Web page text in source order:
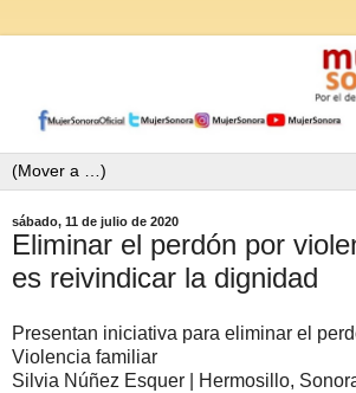
sábado, 11 de julio de 2020
Eliminar el perdón por
es reivindicar la dignidad
Presentan iniciativa para eliminar el
Violencia familiar
Silvia Núñez Esquer | Hermosillo,